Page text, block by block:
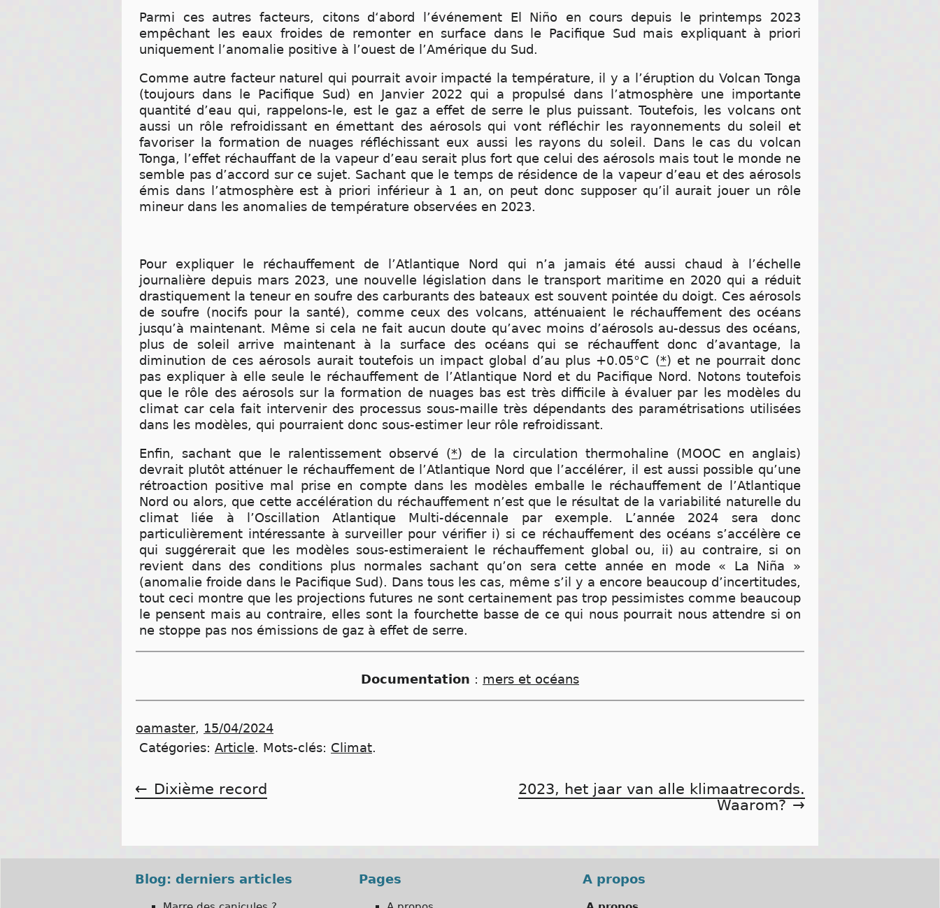
Parmi ces autres facteurs, citons d‘abord l’événement El Niño en cours depuis le printemps 2023
empêchant les eaux froides de remonter en surface dans le Pacifique Sud mais expliquant à priori
uniquement l’anomalie positive à l’ouest de l’Amérique du Sud.
Comme autre facteur naturel qui pourrait avoir impacté la température, il y a l’éruption du Volcan Tonga
(toujours dans le Pacifique Sud) en Janvier 2022 qui a propulsé dans l’atmosphère une importante
quantité d’eau qui, rappelons-le, est le gaz a effet de serre le plus puissant. Toutefois, les volcans ont
aussi un rôle refroidissant en émettant des aérosols qui vont réfléchir les rayonnements du soleil et
favoriser la formation de nuages réfléchissant eux aussi les rayons du soleil. Dans le cas du volcan
Tonga, l’effet réchauffant de la vapeur d’eau serait plus fort que celui des aérosols mais tout le monde ne
semble pas d’accord sur ce sujet. Sachant que le temps de résidence de la vapeur d’eau et des aérosols
émis dans l’atmosphère est à priori inférieur à 1 an, on peut donc supposer qu’il aurait jouer un rôle
mineur dans les anomalies de température observées en 2023.
Pour expliquer le réchauffement de l’Atlantique Nord qui n’a jamais été aussi chaud à l’échelle
journalière depuis mars 2023, une nouvelle législation dans le transport maritime en 2020 qui a réduit
drastiquement la teneur en soufre des carburants des bateaux est souvent pointée du doigt. Ces aérosols
de soufre (nocifs pour la santé), comme ceux des volcans, atténuaient le réchauffement des océans
jusqu’à maintenant. Même si cela ne fait aucun doute qu’avec moins d’aérosols au-dessus des océans,
plus de soleil arrive maintenant à la surface des océans qui se réchauffent donc d’avantage, la
diminution de ces aérosols aurait toutefois un impact global d’au plus +0.05°C (*) et ne pourrait donc
pas expliquer à elle seule le réchauffement de l’Atlantique Nord et du Pacifique Nord. Notons toutefois
que le rôle des aérosols sur la formation de nuages bas est très difficile à évaluer par les modèles du
climat car cela fait intervenir des processus sous-maille très dépendants des paramétrisations utilisées
dans les modèles, qui pourraient donc sous-estimer leur rôle refroidissant.
Enfin, sachant que le ralentissement observé (*) de la circulation thermohaline (MOOC en anglais)
devrait plutôt atténuer le réchauffement de l’Atlantique Nord que l’accélérer, il est aussi possible qu’une
rétroaction positive mal prise en compte dans les modèles emballe le réchauffement de l’Atlantique
Nord ou alors, que cette accélération du réchauffement n’est que le résultat de la variabilité naturelle du
climat liée à l’Oscillation Atlantique Multi-décennale par exemple. L’année 2024 sera donc
particulièrement intéressante à surveiller pour vérifier i) si ce réchauffement des océans s’accélère ce
qui suggérerait que les modèles sous-estimeraient le réchauffement global ou, ii) au contraire, si on
revient dans des conditions plus normales sachant qu’on sera cette année en mode « La Niña »
(anomalie froide dans le Pacifique Sud). Dans tous les cas, même s’il y a encore beaucoup d’incertitudes,
tout ceci montre que les projections futures ne sont certainement pas trop pessimistes comme beaucoup
le pensent mais au contraire, elles sont la fourchette basse de ce qui nous pourrait nous attendre si on
ne stoppe pas nos émissions de gaz à effet de serre.
Documentation : mers et océans
oamaster, 15/04/2024
Catégories: Article. Mots-clés: Climat.
Navigation
Dixième record
2023, het jaar van alle klimaatrecords.
Waarom?
Blog: derniers articles Pages A propos